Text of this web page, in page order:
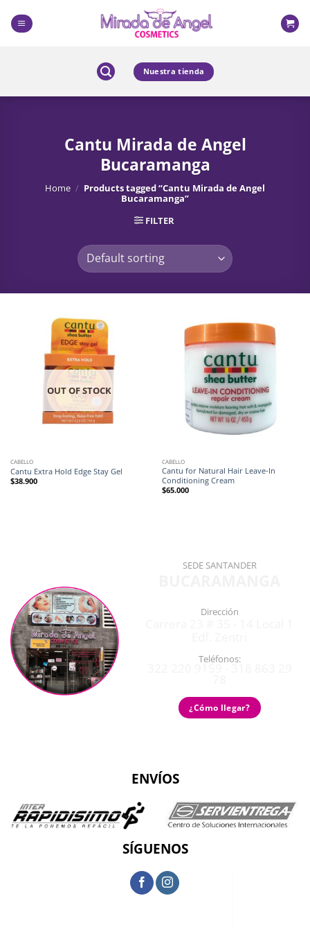
content
Nuestra tienda
Cantu Mirada de Angel
Bucaramanga
Home / Products tagged “Cantu Mirada de Angel
Bucaramanga”
FILTER
OUT OF STOCK
CABELLO
Cantu Extra Hold Edge Stay Gel
$38.900
CABELLO
Cantu for Natural Hair Leave-In
Conditioning Cream
$65.000
SEDE SANTANDER
Dirección
Teléfonos:
¿Cómo llegar?
ENVÍOS
SÍGUENOS